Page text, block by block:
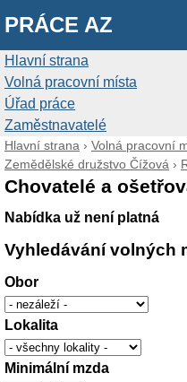
PRÁCE AZ
Hlavní strana
Volná pracovní místa
Úřad práce
Zaměstnavatelé
Hlavní strana › Volná pracovní
Zemědělské družstvo Čížová ›
Chovatelé a
Nabídka už není platná
Vyhledávání volných
Obor
Lokalita
Minimální mzda